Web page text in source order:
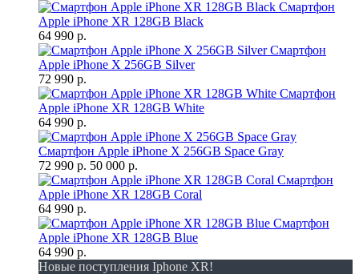
Смартфон
Apple iPhone XR 128GB Black
64 990 р.
Смартфон
Apple iPhone X 256GB Silver
72 990 р.
Смартфон
Apple iPhone XR 128GB White
64 990 р.
Смартфон Apple iPhone X 256GB Space Gray
72 990 р. 50 000 р.
Смартфон
Apple iPhone XR 128GB Coral
64 990 р.
Смартфон
Apple iPhone XR 128GB Blue
64 990 р.
Новые поступления Iphone XR!